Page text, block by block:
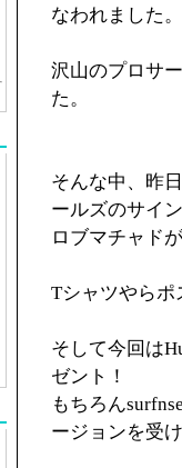
なわれました。
沢山のプロサ
た。
そんな中、昨
ールズのサイ
ロブマチャド
Tシャツやらポ
そして今回は
ゼント！
もちろん
ージョンを受